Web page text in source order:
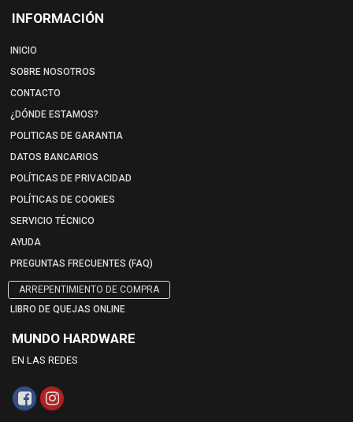
INFORMACIÓN
INICIO
SOBRE NOSOTROS
CONTACTO
¿DÓNDE ESTAMOS?
POLITICAS DE GARANTIA
DATOS BANCARIOS
POLÍTICAS DE PRIVACIDAD
POLÍTICAS DE COOKIES
SERVICIO TÉCNICO
AYUDA
PREGUNTAS FRECUENTES (FAQ)
ARREPENTIMIENTO DE COMPRA
LIBRO DE QUEJAS ONLINE
MUNDO HARDWARE
EN LAS REDES